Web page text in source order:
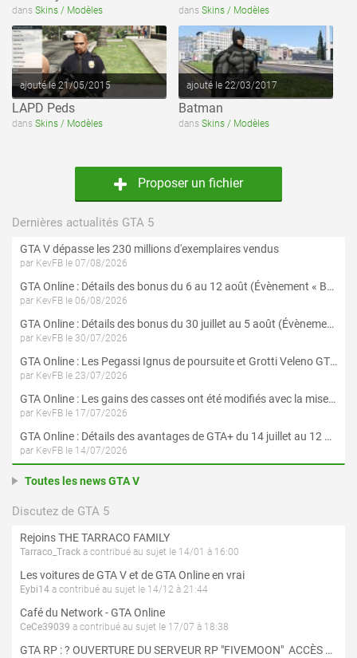
dans Skins / Modèles dans Skins / Modèles
ajouté le 21/05/2015
LAPD Peds
dans Skins / Modèles
ajouté le 22/03/2017
Batman
dans Skins / Modèles
Proposer un fichier
Dernières actualités GTA 5
GTA V dépasse les 230 millions d'exemplaires vendus
par KevFB le 07/08/2026
GTA Online : Détails des bonus du 6 au 12 août (Évènement « Braquages de l'été » - Suite et fin)
par KevFB le 06/08/2026
GTA Online : Détails des bonus du 30 juillet au 5 août (Évènement « Braquages d'été »)
par KevFB le 30/07/2026
GTA Online : Les Pegassi Ignus de poursuite et Grotti Veleno GT sont maintenant disponibles
par KevFB le 23/07/2026
GTA Online : Les gains des casses ont été modifiés avec la mise à jour « Le Braquage du Kortz Center »
par KevFB le 17/07/2026
GTA Online : Détails des avantages de GTA+ du 14 juillet au 12 août
par KevFB le 14/07/2026
Toutes les news GTA V
Discutez de GTA 5
Rejoins THE TARRACO FAMILY
Tarraco_Track a contribué au sujet le 14/01 à 16:00
Les voitures de GTA V et de GTA Online en vrai
Eybi14 a contribué au sujet le 14/12 à 21:44
Café du Network - GTA Online
CeCe39039 a contribué au sujet le 17/07 à 18:38
GTA RP : ? OUVERTURE DU SERVEUR RP "FIVEMOON"  ACCÈS LIBRE ?